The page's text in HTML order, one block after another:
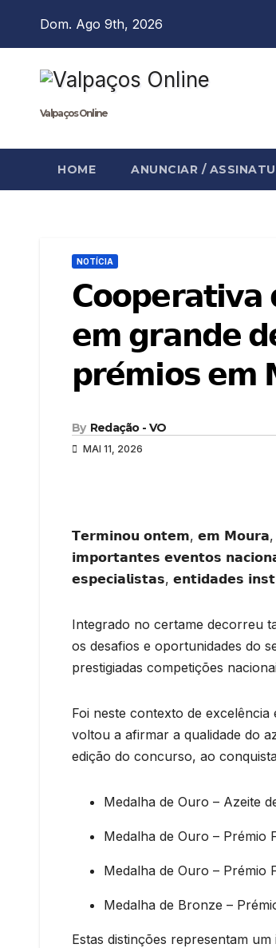
Dom. Ago 9th, 2026
Valpaços Online
HOME ANUNCIAR /
NOTÍCIA
𝗖𝗼𝗼𝗽𝗲𝗿𝗮𝘁𝗶𝘃𝗮
𝗲𝗺 𝗴𝗿𝗮𝗻𝗱𝗲
𝗽𝗿𝗲́𝗺𝗶𝗼𝘀 𝗲𝗺
By Redação - VO
MAI 11, 2026
𝗧𝗲𝗿𝗺𝗶𝗻𝗼𝘂 𝗼𝗻𝘁𝗲𝗺, 𝗲𝗺 𝗠𝗼𝘂𝗿𝗮,
𝗶𝗺𝗽𝗼𝗿𝘁𝗮𝗻𝘁𝗲𝘀 𝗲𝘃𝗲𝗻𝘁𝗼𝘀
𝗲𝘀𝗽𝗲𝗰𝗶𝗮𝗹𝗶𝘀𝘁𝗮𝘀, 𝗲𝗻𝘁𝗶𝗱𝗮𝗱𝗲𝘀
Integrado no certame decorreu
os desafios e oportunidades do
prestigiadas competições
Foi neste contexto de
voltou a afirmar a qualidade do
edição do concurso, ao
Medalha de Ouro – Azeite
Medalha de Ouro – Prémio
Medalha de Ouro – Prémio
Medalha de Bronze –
Estas distinções representam